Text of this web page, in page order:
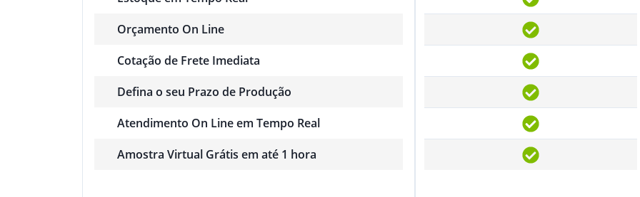
Orçamento On Line
Cotação de Frete Imediata
Defina o seu Prazo de Produção
Atendimento On Line em Tempo Real
Amostra Virtual Grátis em até 1 hora